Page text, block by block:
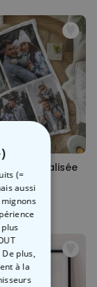
personnalisée
(=
aussi
De plus,
à la